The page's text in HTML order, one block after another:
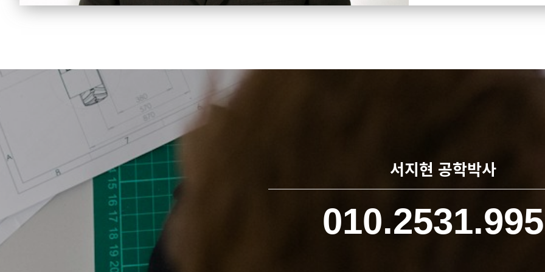
서지현 공학박사